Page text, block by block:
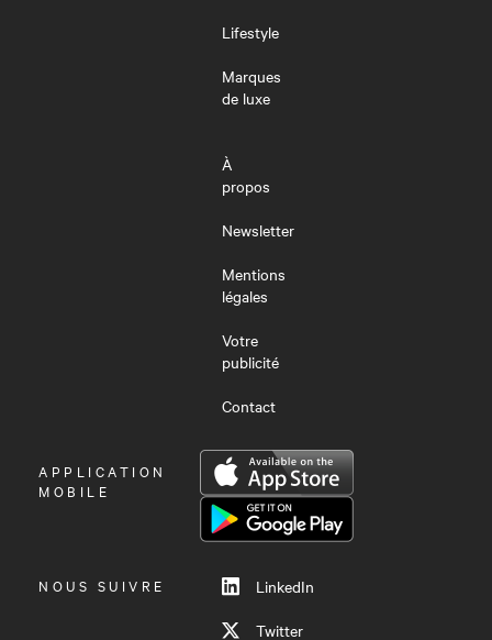
Lifestyle
Marques
de luxe
À
propos
Newsletter
Mentions
légales
Votre
publicité
Contact
OUVRIR
LE
APPLICATION
MOBILE
NOUS SUIVRE
LinkedIn
Twitter